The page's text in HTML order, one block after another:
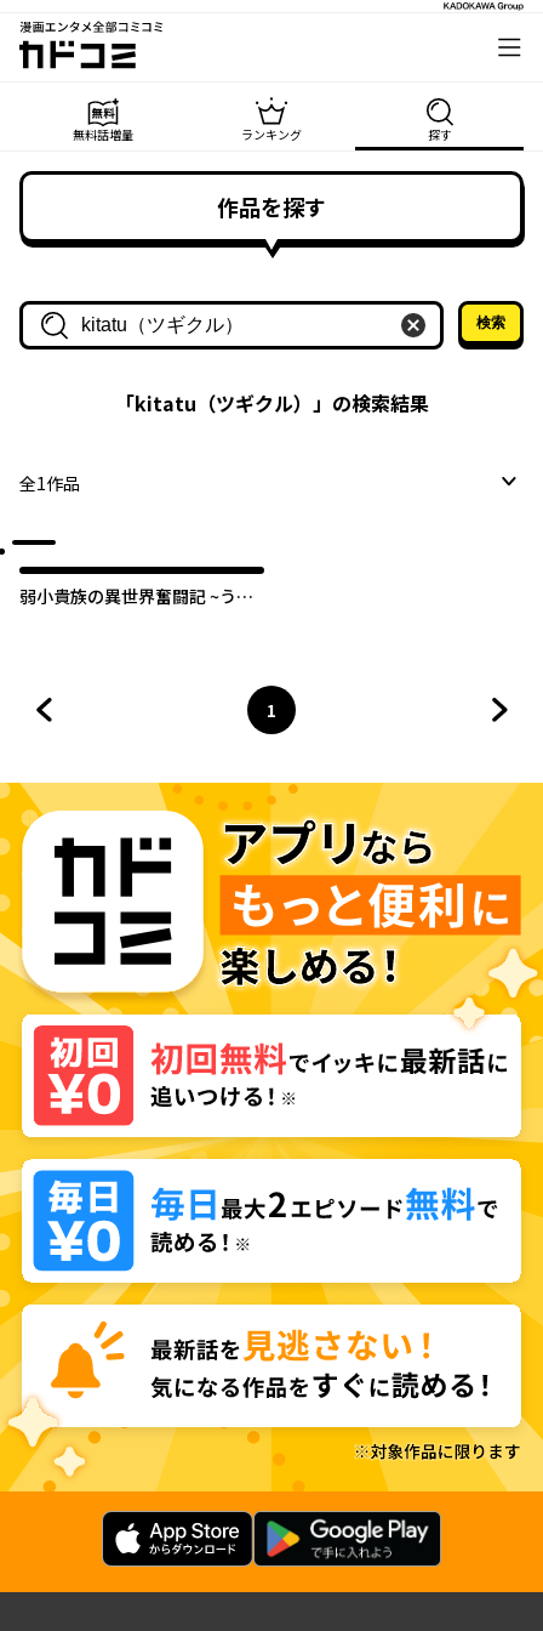
漫画エンタメ全部コミコミ
カドコミ
無料話増量 ランキング 探す
作品を探す
作品名・作家名で探す
検索
「kitatu（ツギクル） 」の検索結果
全1作品
弱小貴族の異世界奮闘記 ~うち
ページ
1
へ